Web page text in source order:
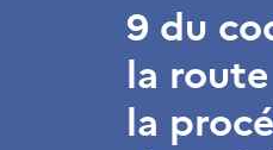
9 du
la
la